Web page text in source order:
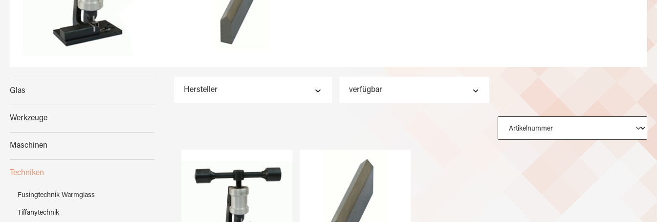
Glas
Werkzeuge
Maschinen
Techniken
Fusingtechnik Warmglass
Tiffanytechnik
Hersteller verfügbar